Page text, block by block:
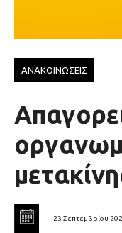
ΑΝΑΚΟΙΝΩΣΕΙΣ
23 Σεπτεμβρίου